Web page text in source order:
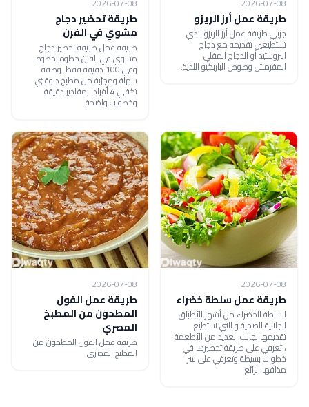
2026-07-08
طريقة عمل أرز الريزو
جربي طريقة عمل أرز الريزو الذي
تستطيعين تقديمه مع دجاج
البروستيد أو الدجاج المقلي
المقرمش وصوص الباربكيو اللذيذ.
2026-07-08
طريقة تحضير دجاج
مشوي في الفرن
طريقة عمل طريقة تحضير دجاج
مشوي في الفرن خطوة بخطوة
وفي 100 دقيقة فقط. وصفة
سهلة ومجرّبة من مطبخ دلوقتي
تكفي 4 أفراد، بمقادير دقيقة
وخطوات واضحة.
2026-07-08
طريقة عمل سلطة خضراء
السلطة الخضراء من أشهر الأطباق
الجانبية الصحية و التي نستطيع
تقديمها بجانب العديد من الأطعمة
، تعرفي على طريقة تحضيرها في
خطوات بسيطة وتعرفي على سر
مذاقها الرائع
2026-07-08
طريقة عمل الفول
المطحون من المطبخ
المصري
طريقة عمل الفول المطحون من
المطبخ المصري